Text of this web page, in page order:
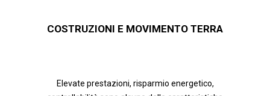
COSTRUZIONI E MOVIMENTO TERRA
Elevate prestazioni, risparmio energetico,